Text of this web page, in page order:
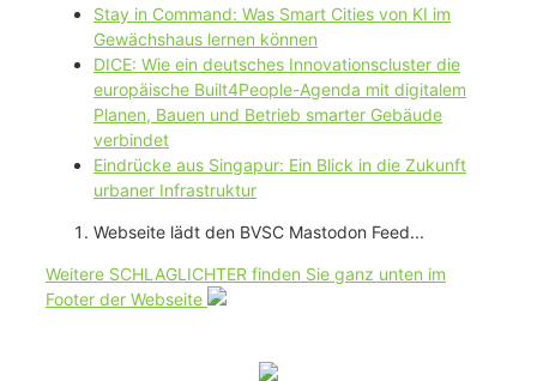
Stay in Command: Was Smart Cities von KI im
Gewächshaus lernen können
DICE: Wie ein deutsches Innovationscluster die
europäische Built4People-Agenda mit digitalem
Planen, Bauen und Betrieb smarter Gebäude
verbindet
Eindrücke aus Singapur: Ein Blick in die Zukunft
urbaner Infrastruktur
Webseite lädt den BVSC Mastodon Feed...
Weitere SCHLAGLICHTER finden Sie ganz unten im
Footer der Webseite